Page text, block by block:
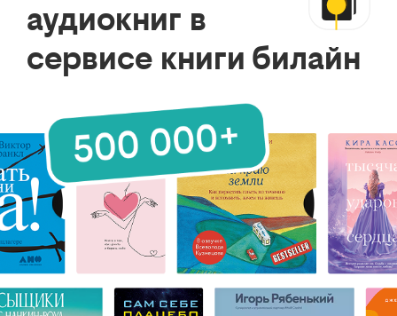
аудиокниг в
сервисе книги билайн